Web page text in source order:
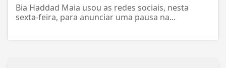
Bia Haddad Maia usou as redes sociais, nesta
sexta-feira, para anunciar uma pausa na...